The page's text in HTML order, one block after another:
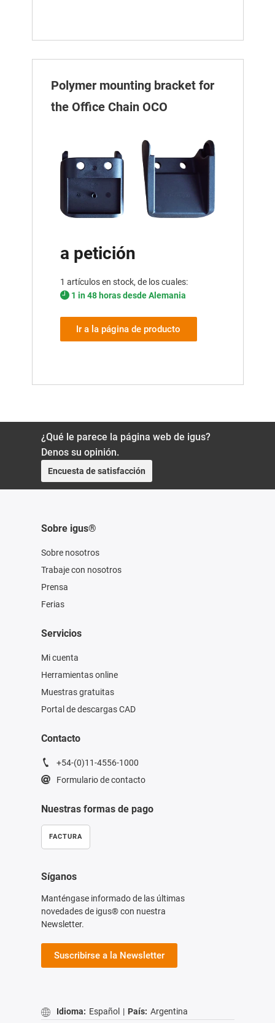
Polymer mounting bracket for
the Office Chain OCO
a petición
1 artículos en stock, de los cuales:
1 in 48 horas desde Alemania
Ir a la página de producto
¿Qué le parece la página web de igus?
Denos su opinión.
Encuesta de satisfacción
Sobre igus®
Sobre nosotros
Trabaje con nosotros
Prensa
Ferias
Servicios
Mi cuenta
Herramientas online
Muestras gratuitas
Portal de descargas CAD
Contacto
+54-(0)11-4556-1000
Formulario de contacto
Nuestras formas de pago
FACTURA
Síganos
Manténgase informado de las últimas
novedades de igus® con nuestra
Newsletter.
Suscribirse a la Newsletter
Idioma: Español | País: Argentina